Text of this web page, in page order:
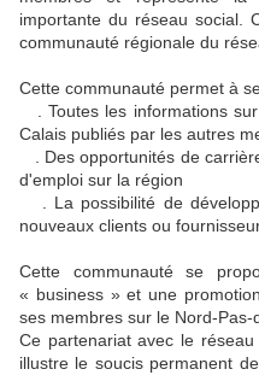
importante du réseau social.
communauté régionale du
Cette communauté permet à
. Toutes les informations
Calais publiés par les autres
. Des opportunités de
d'emploi sur la région
. La possibilité de
nouveaux clients ou
Cette communauté se
« business » et une
ses membres sur le Nord-Pas-
Ce partenariat avec le
illustre le soucis permanent